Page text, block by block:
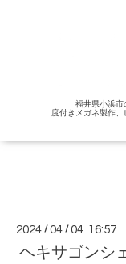
福井県小浜市
度付きメガネ製作
2024 /04 /04 16:57
ヘキサゴンシ